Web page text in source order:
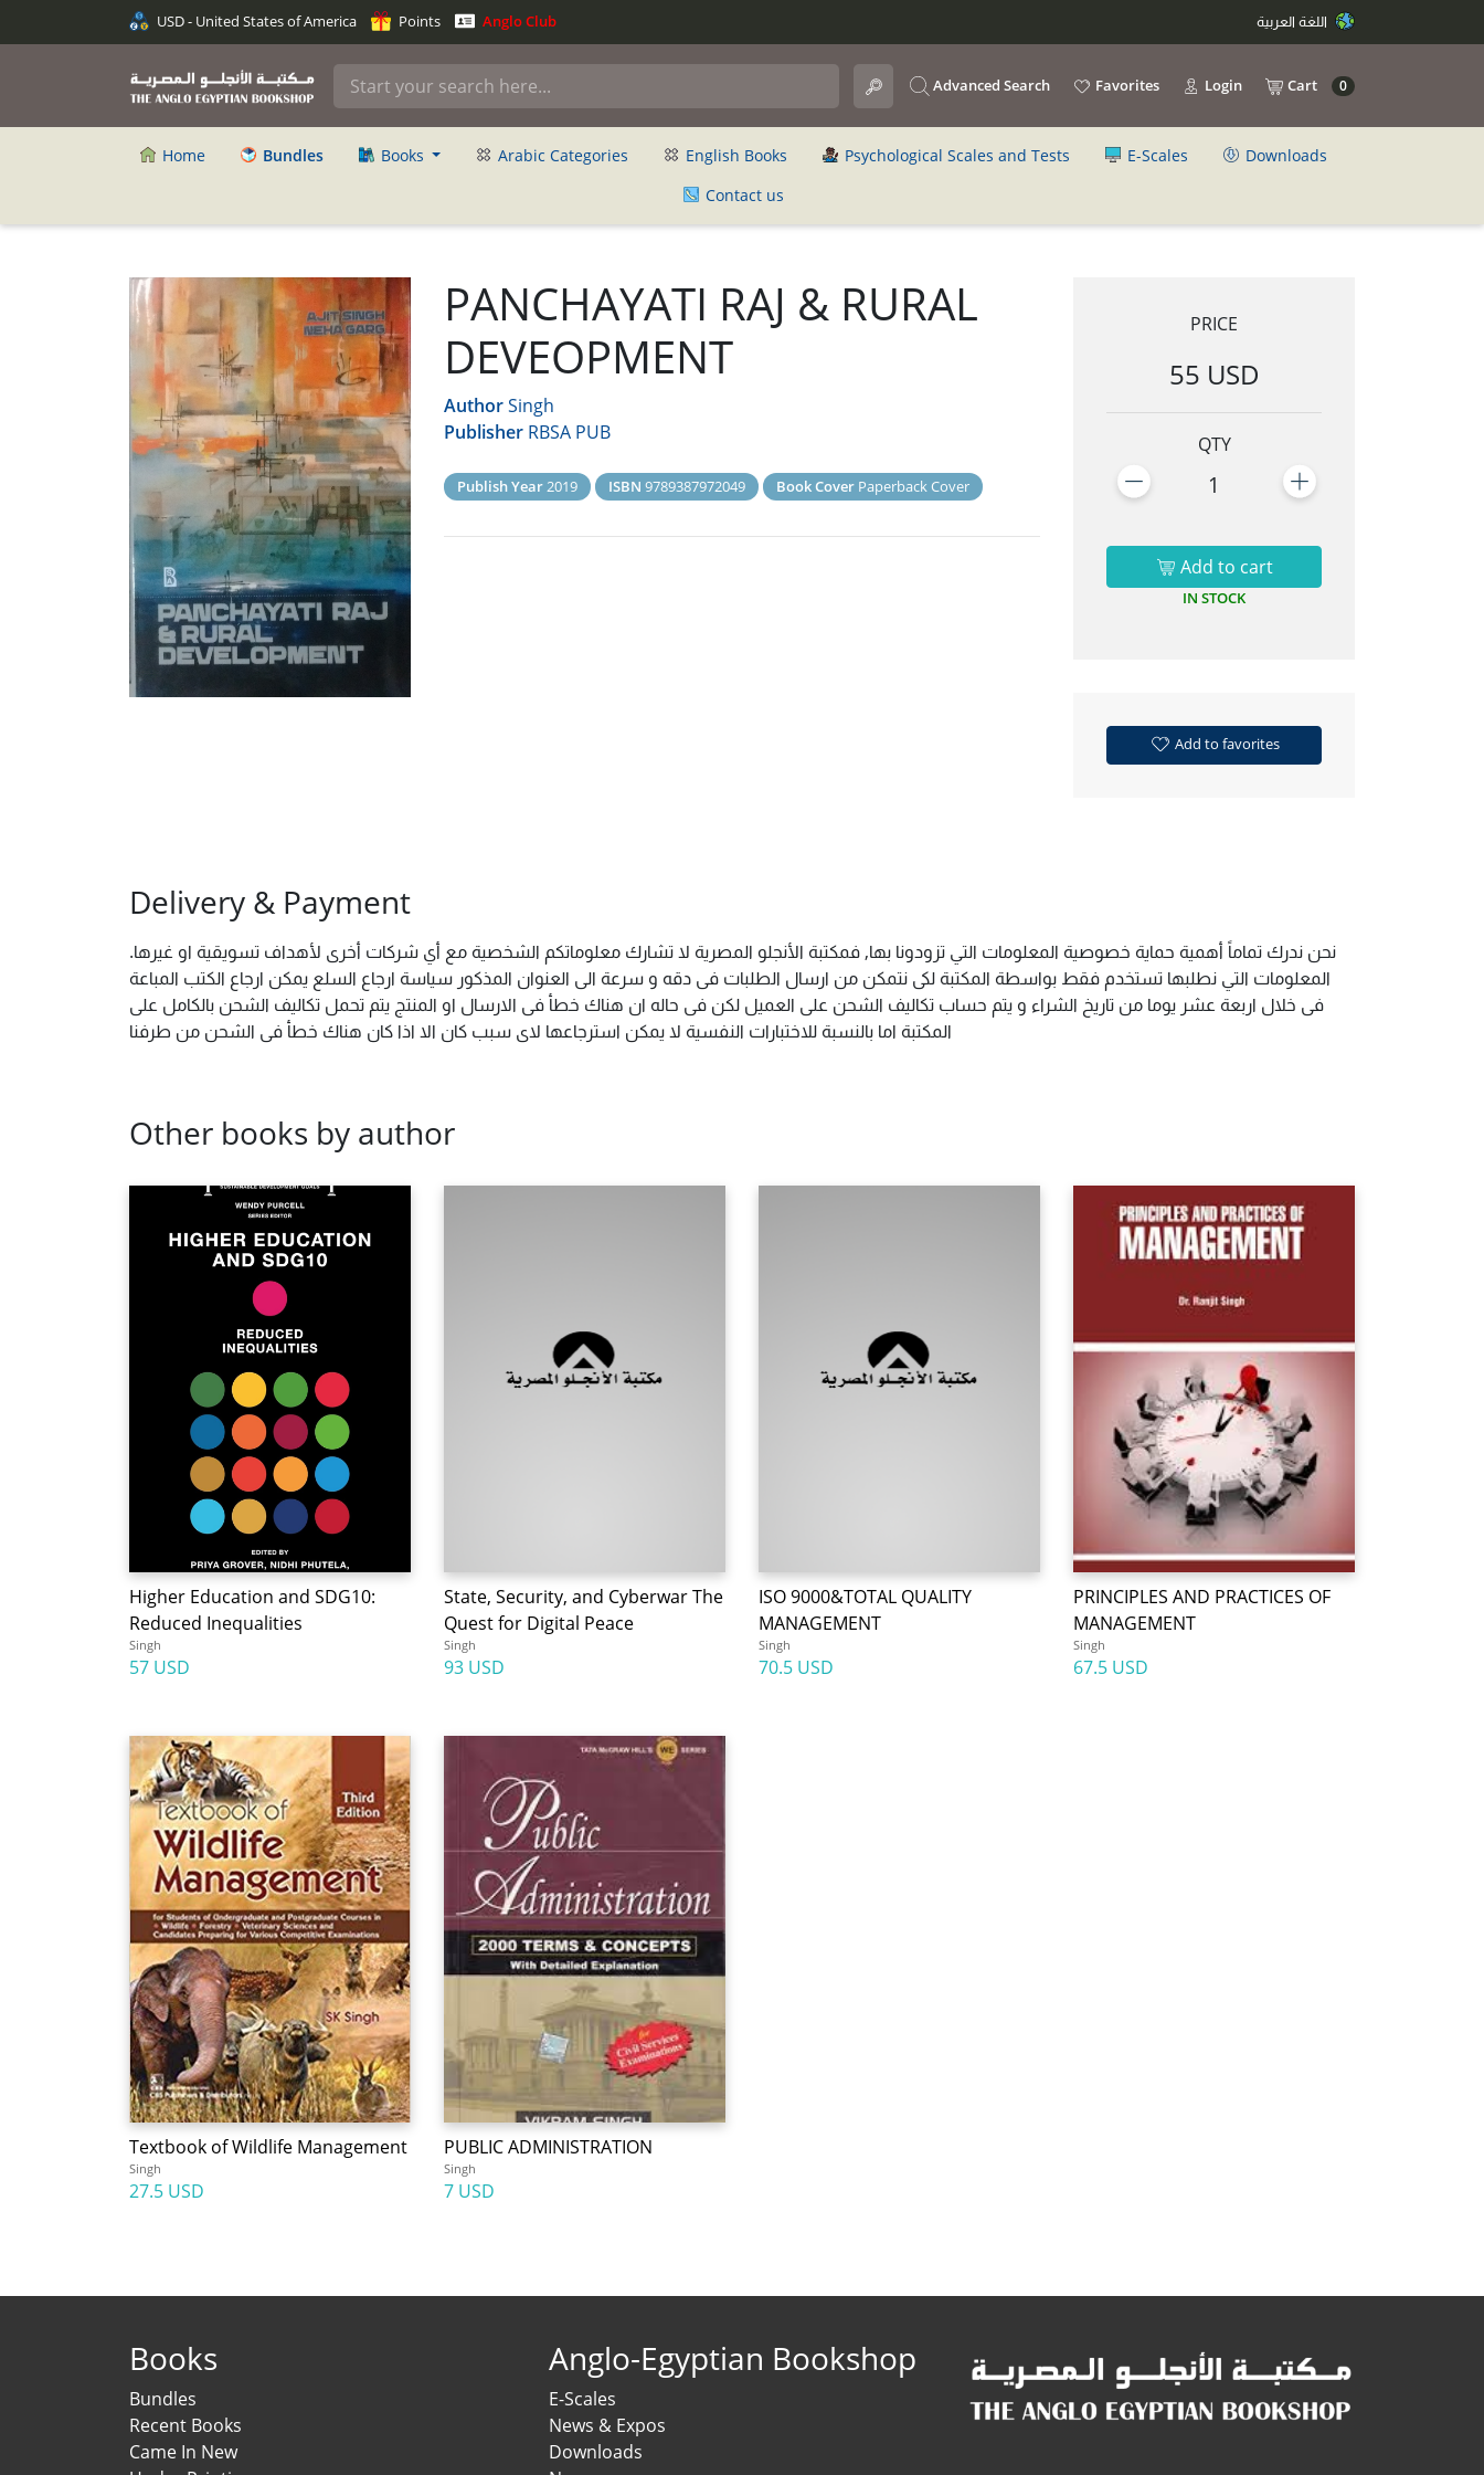
USD - United States of America Points Anglo Club
Advanced Search Favorites Login Cart 0
Home Bundles Books Arabic Categories English Books Psychological Scales and Tests E-Scales
Downloads
Contact us
PANCHAYATI RAJ & RURAL
DEVEOPMENT
AuthorSingh
Publisher RBSA PUB
Publish Year2019 ISBN 9789387972049 Book Cover Paperback Cover
PRICE
55 USD
QTY
1
Add to cart
IN STOCK
Add to favorites
Delivery & Payment
نحن ندرك تماماً أهمية حماية خصوصية المعلومات التي تزودونا بها, فمكتبة الأنجلو المصرية لا تشارك معلوماتكم الشخصية مع أي شركات أخرى لأهداف تسويقية او غيرها.
المعلومات التي نطلبها تستخدم فقط بواسطة المكتبة لكى نتمكن من ارسال الطلبات فى دقه و سرعة الى العنوان المذكور سياسة ارجاع السلع يمكن ارجاع الكتب المباعة
فى خلال اربعة عشر يوما من تاريخ الشراء و يتم حساب تكاليف الشحن على العميل لكن فى حاله ان هناك خطأ فى الارسال او المنتج يتم تحمل تكاليف الشحن بالكامل على
المكتبة اما بالنسبة للاختبارات النفسية لا يمكن استرجاعها لاى سبب كان الا اذا كان هناك خطأ فى الشحن من طرفنا
Other books by author
Higher Education and SDG10:
Reduced Inequalities
Singh
57 USD
State, Security, and Cyberwar The
Quest for Digital Peace
Singh
93 USD
ISO 9000&TOTAL QUALITY
MANAGEMENT
Singh
70.5 USD
PRINCIPLES AND PRACTICES OF
MANAGEMENT
Singh
67.5 USD
Textbook of Wildlife Management
Singh
27.5 USD
PUBLIC ADMINISTRATION
Singh
7 USD
Books
Bundles
Recent Books
Came In New
Anglo-Egyptian Bookshop
E-Scales
News & Expos
Downloads